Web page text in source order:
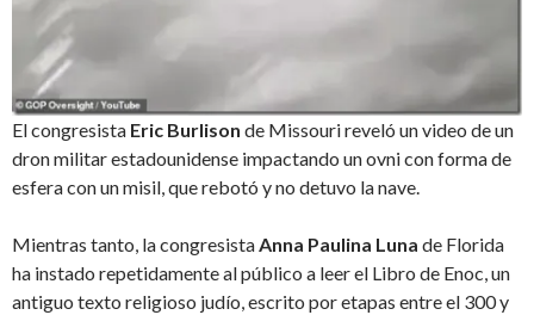
El congresista Eric Burlison de Missouri reveló un video de un
dron militar estadounidense impactando un ovni con forma de
esfera con un misil, que rebotó y no detuvo la nave.
Mientras tanto, la congresistaAnna Paulina Luna de Florida
ha instado repetidamente al público a leer el Libro de Enoc, un
antiguo texto religioso judío, escrito por etapas entre el 300 y